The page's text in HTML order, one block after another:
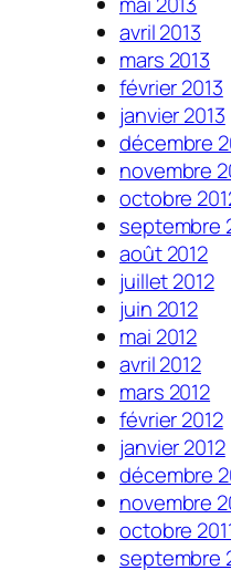
avril 2013
mars 2013
février 2013
janvier 2013
décembre
novembre
octobre
septembre
août 2012
juillet 2012
juin 2012
mai 2012
avril 2012
mars 2012
février 2012
janvier 2012
décembre
novembre
octobre
septembre